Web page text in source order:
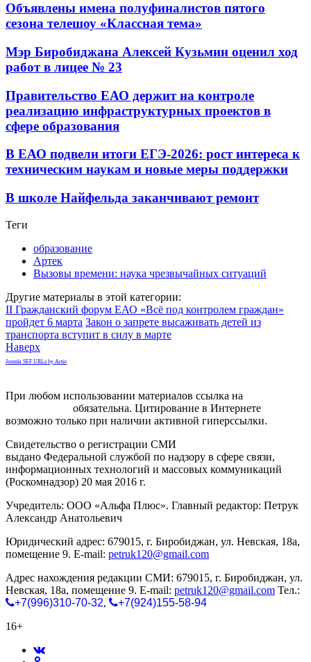
Объявлены имена полуфиналистов пятого
сезона телешоу «Классная тема»
Мэр Биробиджана Алексей Кузьмин оценил ход
работ в лицее № 23
Правительство ЕАО держит на контроле
реализацию инфраструктурных проектов в
сфере образования
В ЕАО подвели итоги ЕГЭ-2026: рост интереса к
техническим наукам и новые меры поддержки
В школе Найфельда заканчивают ремонт
Теги
образование
Артек
Вызовы времени: наука чрезвычайных ситуаций
Другие материалы в этой категории:
II Гражданский форум ЕАО «Всё под контролем граждан»
пройдет 6 марта Закон о запрете высаживать детей из
транспорта вступит в силу в марте
Наверх
Joomla SEF URLs by Artio
При любом использовании материалов ссылка на
обязательна. Цитирование в Интернете
возможно только при наличии активной гиперссылки.
Свидетельство о регистрации СМИ
выдано Федеральной службой по надзору в сфере связи,
информационных технологий и массовых коммуникаций
(Роскомнадзор) 20 мая 2016 г.
Учредитель: ООО «Альфа Плюс». Главный редактор: Петрук
Александр Анатольевич
Юридический адрес: 679015, г. Биробиджан, ул. Невская, 18а,
помещение 9. E-mail: petruk120@gmail.com
Адрес нахождения редакции СМИ: 679015, г. Биробиджан, ул.
Невская, 18а, помещение 9. E-mail: petruk120@gmail.com Тел.:
+7(996)310-70-32,
+7(924)155-58-94
16+